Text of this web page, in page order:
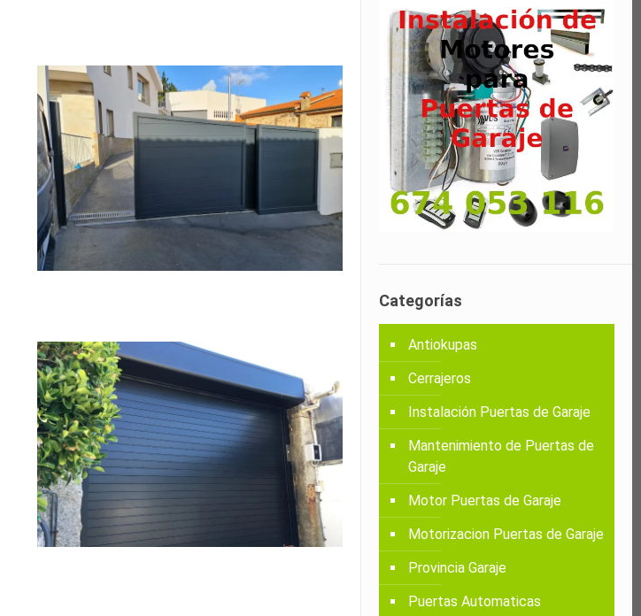
Categorías
Antiokupas
Cerrajeros
Instalación Puertas de Garaje
Mantenimiento de Puertas de
Garaje
Motor Puertas de Garaje
Motorizacion Puertas de Garaje
Provincia Garaje
Puertas Automaticas